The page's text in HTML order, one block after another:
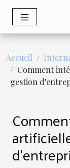
Accueil
Comment
gestion